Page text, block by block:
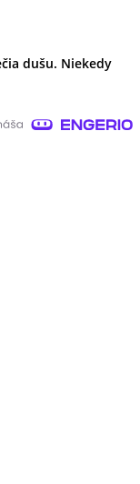
dušu. Niekedy